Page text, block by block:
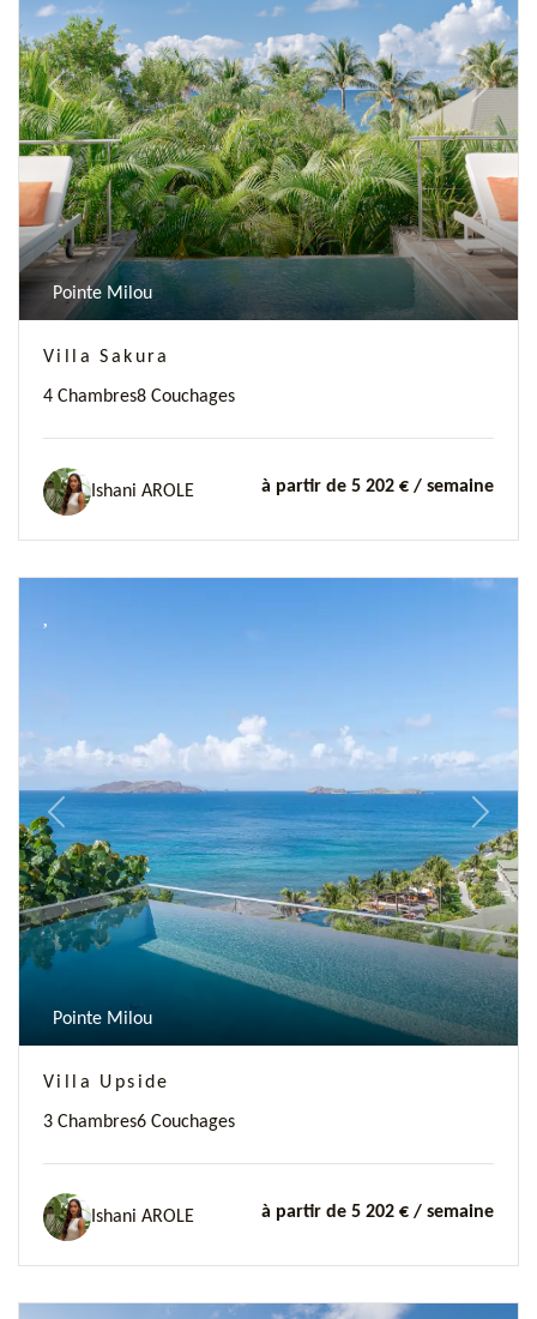
Previous Next
Pointe Milou
Villa Sakura
4 Chambres8 Couchages
Ishani AROLE à partir de 5 202 € / semaine
Previous Next
Pointe Milou
Villa Upside
3 Chambres6 Couchages
Ishani AROLE à partir de 5 202 € / semaine